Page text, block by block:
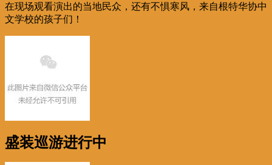
在现场观看演出的当地民众，还有不惧寒风，来自根特华协中
文学校的孩子们！
盛装巡游进行中